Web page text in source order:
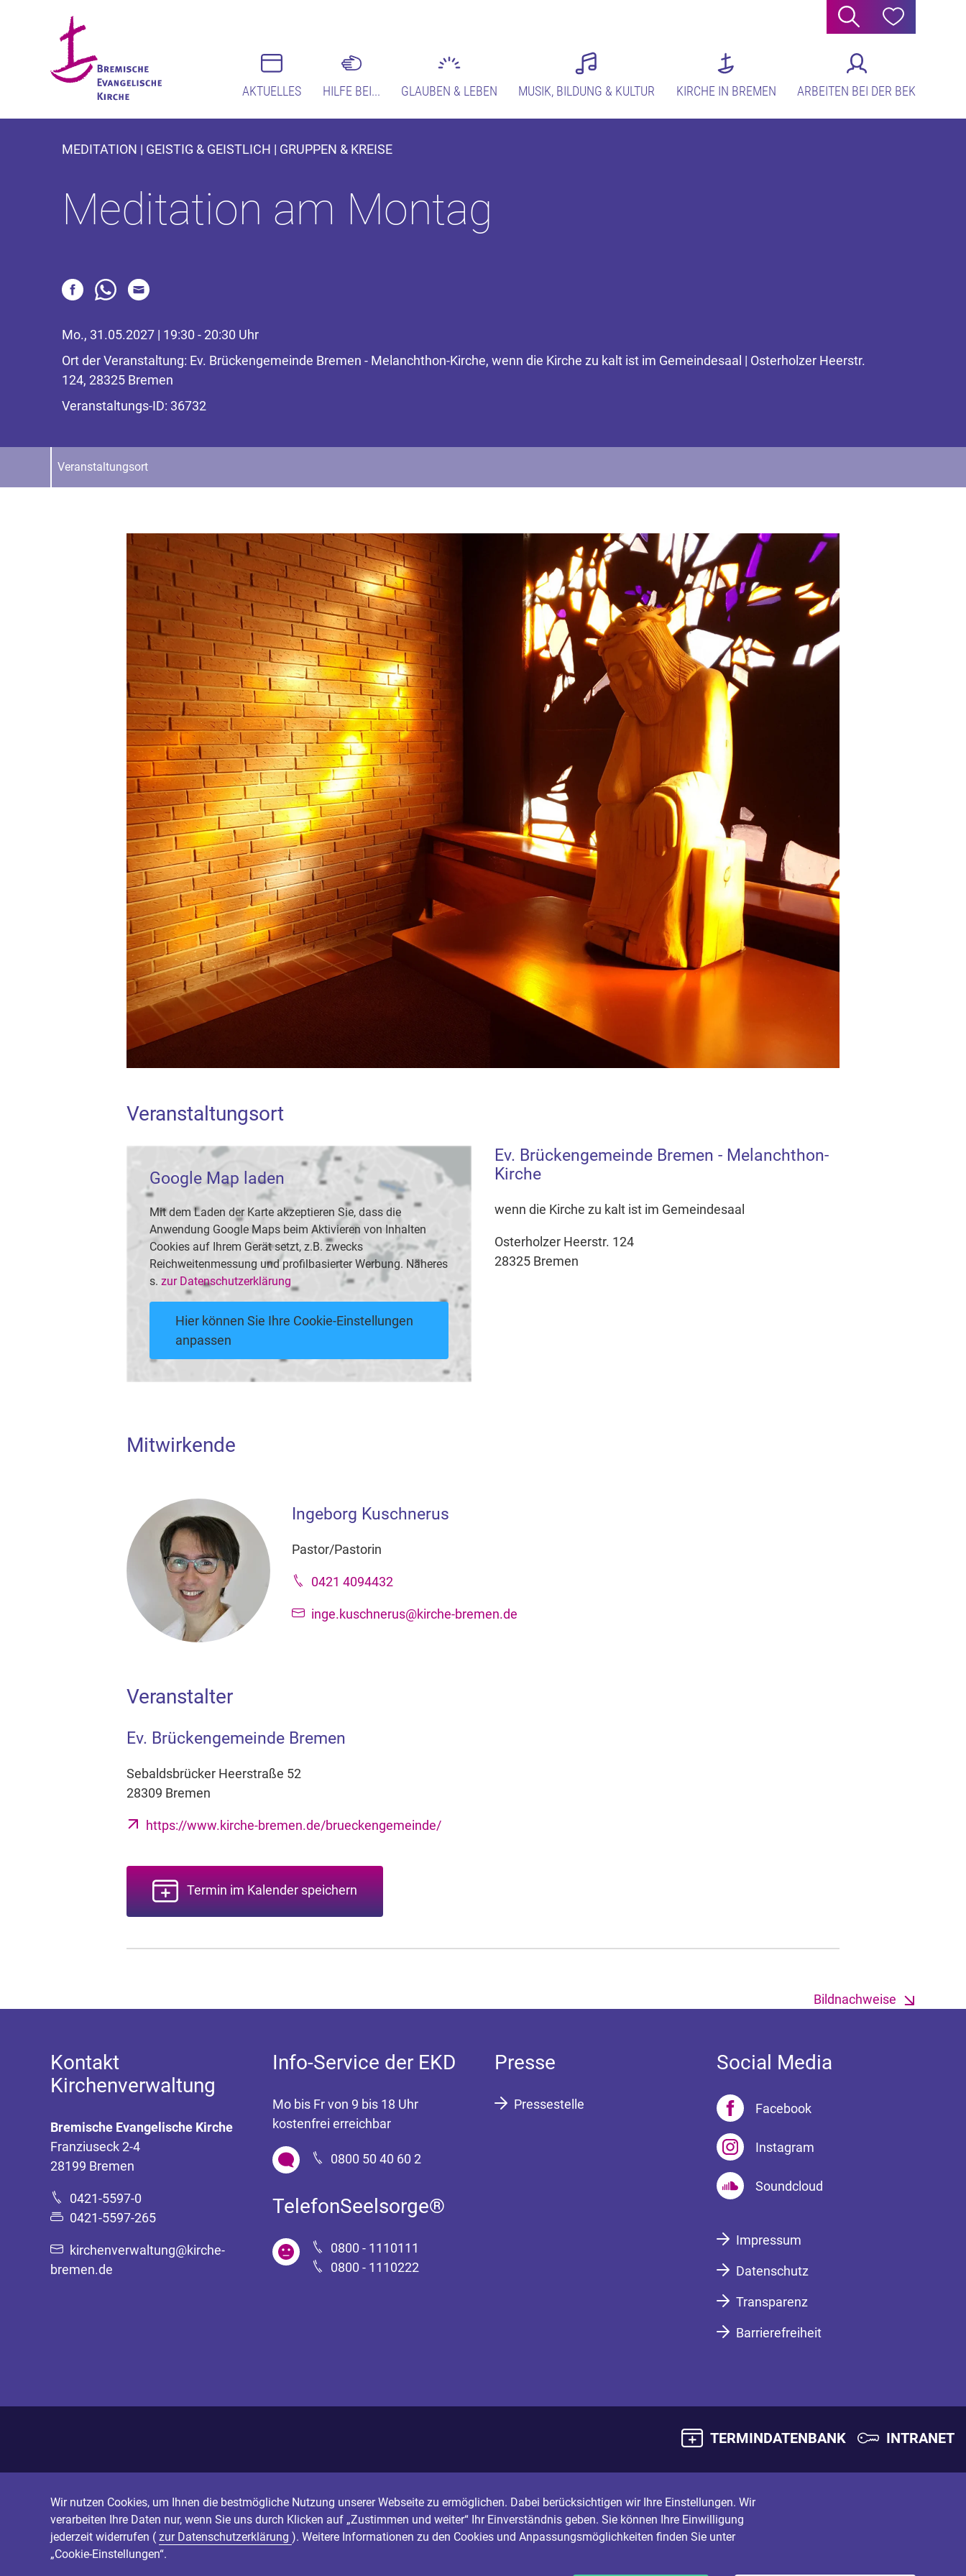
Suche Hilfe
AKTUELLES HILFE BEI... GLAUBEN & LEBEN MUSIK, BILDUNG & KULTUR KIRCHE IN BREMEN ARBEITEN BEI DER BEK
MEDITATION | GEISTIG & GEISTLICH | GRUPPEN & KREISE
Meditation am Montag
Mo., 31.05.2027 | 19:30 - 20:30 Uhr
Ort der Veranstaltung: Ev. Brückengemeinde Bremen - Melanchthon-Kirche, wenn die Kirche zu kalt ist im Gemeindesaal | Osterholzer Heerstr.
124, 28325 Bremen
Veranstaltungs-ID: 36732
Veranstaltungsort
Veranstaltungsort
Google Map laden
Mit dem Laden der Karte akzeptieren Sie, dass die
Anwendung Google Maps beim Aktivieren von Inhalten
Cookies auf Ihrem Gerät setzt, z.B. zwecks
Reichweitenmessung und profilbasierter Werbung. Näheres
s. zur Datenschutzerklärung
Hier können Sie Ihre Cookie-Einstellungen
anpassen
Ev. Brückengemeinde Bremen - Melanchthon-
Kirche
wenn die Kirche zu kalt ist im Gemeindesaal
Osterholzer Heerstr. 124
28325 Bremen
Mitwirkende
Ingeborg Kuschnerus
Pastor/Pastorin
0421 4094432
inge.kuschnerus@kirche-bremen.de
Veranstalter
Ev. Brückengemeinde Bremen
Sebaldsbrücker Heerstraße 52
28309 Bremen
https://www.kirche-bremen.de/brueckengemeinde/
Termin im Kalender speichern
Bildnachweise
Kontakt
Kirchenverwaltung
Bremische Evangelische Kirche
Franziuseck 2-4
28199 Bremen
0421-5597-0
0421-5597-265
kirchenverwaltung@kirche-
bremen.de
Info-Service der EKD
Mo bis Fr von 9 bis 18 Uhr
kostenfrei erreichbar
0800 50 40 60 2
TelefonSeelsorge®
0800 - 1110111
0800 - 1110222
Presse
Pressestelle
Social Media
Facebook
Instagram
Soundcloud
Impressum
Datenschutz
Transparenz
Barrierefreiheit
TERMINDATENBANK INTRANET
Wir nutzen Cookies, um Ihnen die bestmögliche Nutzung unserer Webseite zu ermöglichen. Dabei berücksichtigen wir Ihre Einstellungen. Wir
verarbeiten Ihre Daten nur, wenn Sie uns durch Klicken auf „Zustimmen und weiter“ Ihr Einverständnis geben. Sie können Ihre Einwilligung
jederzeit widerrufen ( zur Datenschutzerklärung ). Weitere Informationen zu den Cookies und Anpassungsmöglichkeiten finden Sie unter
„Cookie-Einstellungen“.